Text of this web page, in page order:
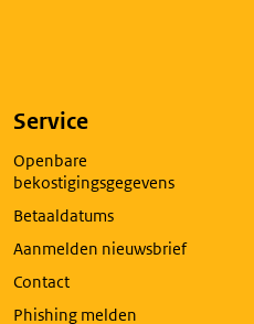
Service
Openbare
bekostigingsgegevens
Betaaldatums
Aanmelden nieuwsbrief
Contact
Phishing melden